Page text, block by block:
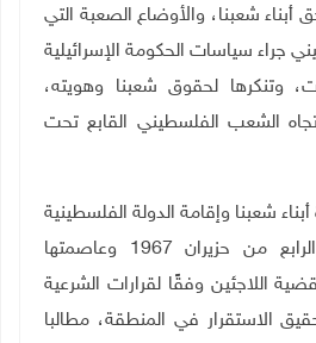
أبناء شعبنا، والأوضاع الصعبة التي
جراء سياسات الحكومة الإسرائيلية
وتنكرها لحقوق شعبنا وهويته،
تجاه الشعب الفلسطيني القابع تحت
شعبنا وإقامة الدولة الفلسطينية
المستقلة على حدود الرابع من حزيران 1967 وعاصمتها
اللاجئين وفقًا لقرارات الشرعية
الاستقرار في المنطقة، مطالبا